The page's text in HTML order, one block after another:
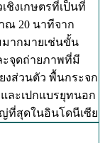
ชิงเกษตรที่เป็นที่
าณ 20 นาทีจาก
ากมายเช่นขั้น
ะจุดถ่ายภาพที่มี
งส่วนตัว พื้นกระจก
ละเปกแบรยุทนอก
ที่สุดในอินโดนีเซีย